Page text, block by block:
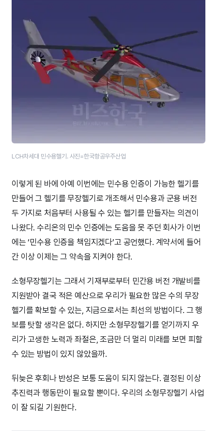
LCH차세대 민수용헬기. 사진=한국항공우주산업
이렇게 된 바에 아예 이번에는 민수용 인증이 가능한 헬기를
만들어 그 헬기를 무장헬기로 개조해서 민수용과 군용 버전
두 가지로 처음부터 사용될 수 있는 헬기를 만들자는 의견이
나왔다. 수리온의 민수 인증에는 도움을 못 주던 회사가 이번
에는 ‘민수용 인증을 책임지겠다’고 공언했다. 계약서에 들어
간 이상 이제는 그 약속을 지켜야 한다.
소형무장헬기는 그래서 기재부로부터 민간용 버전 개발비를
지원받아 결국 적은 예산으로 우리가 필요한 많은 수의 무장
헬기를 확보할 수 있는, 지금으로서는 최선의 방법이다. 그 행
보를 탓할 생각은 없다. 하지만 소형무장헬기를 얻기까지 우
리가 고생한 노력과 좌절은, 조금만 더 멀리 미래를 보면 피할
수 있는 방법이 있지 않았을까.
뒤늦은 후회나 반성은 보통 도움이 되지 않는다. 결정된 이상
추진력과 행동만이 필요할 뿐이다. 우리의 소형무장헬기 사업
이 잘 되길 기원한다.